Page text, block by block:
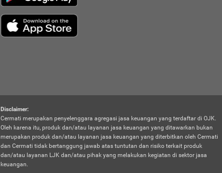
Disclaimer:
Cermati merupakan penyelenggara agregasi jasa keuangan yang terdaftar di OJK.
Oleh karena itu, produk dan/atau layanan jasa keuangan yang ditawarkan bukan
merupakan produk dan/atau layanan jasa keuangan yang diterbitkan oleh Cermati
dan Cermati tidak bertanggung jawab atas tuntutan dan risiko terkait produk
dan/atau layanan LJK dan/atau pihak yang melakukan kegiatan di sektor jasa
keuangan.